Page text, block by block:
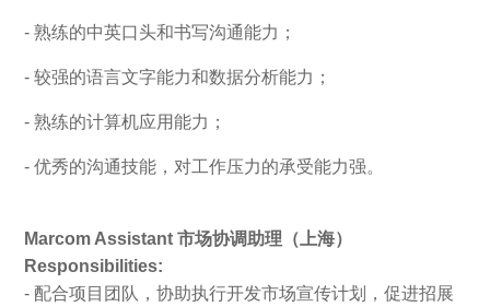
- 熟练的中英口头和书写沟通能力；
- 较强的语言文字能力和数据分析能力；
- 熟练的计算机应用能力；
- 优秀的沟通技能，对工作压力的承受能力强。
Marcom Assistant 市场协调助理（上海）
Responsibilities:
- 配合项目团队，协助执行开发市场宣传计划，促进招展